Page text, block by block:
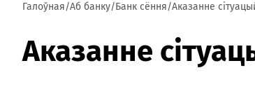
Галоўная Аб банку Банк сёння Аказанне
Аказанне